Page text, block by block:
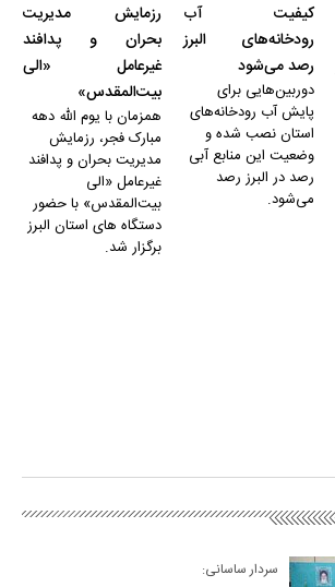
کیفیت آب
رودخانه‌های البرز
رصد می‌شود
دوربین‌هایی برای
پایش آب رودخانه‌های
استان نصب شده و
وضعیت این منابع آبی
رصد در البرز رصد
می‌شود.
رزمایش مدیریت
بحران و پدافند
غیرعامل «الی
بیت‌المقدس»
همزمان با یوم الله دهه
مبارک فجر، رزمایش
مدیریت بحران و پدافند
غیرعامل «الی
بیت‌المقدس» با حضور
دستگاه های استان البرز
برگزار شد.
سردار ساسانی: